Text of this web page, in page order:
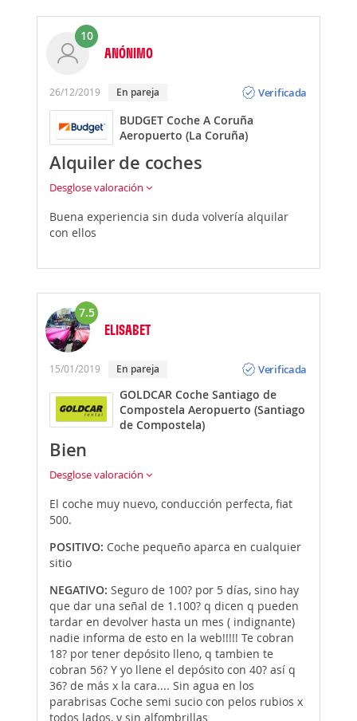
10
ANÓNIMO
26/12/2019 En pareja
Verificada
BUDGET Coche A Coruña
Aeropuerto (La Coruña)
Alquiler de coches
Desglose valoración
Buena experiencia sin duda volvería alquilar
con ellos
7.5
ELISABET
15/01/2019 En pareja
Verificada
GOLDCAR Coche Santiago de
Compostela Aeropuerto (Santiago
de Compostela)
Bien
Desglose valoración
El coche muy nuevo, conducción perfecta, fiat
500.
POSITIVO: Coche pequeño aparca en cualquier
sitio
NEGATIVO: Seguro de 100? por 5 días, sino hay
que dar una señal de 1.100? q dicen q pueden
tardar en devolver hasta un mes ( indignante)
nadie informa de esto en la web!!!!! Te cobran
18? por tener depósito lleno, q tambien te
cobran 56? Y yo llene el depósito con 40? así q
36? de más x la cara.... Sin agua en los
parabrisas Coche semi sucio con pelos rubios x
todos lados, y sin alfombrillas